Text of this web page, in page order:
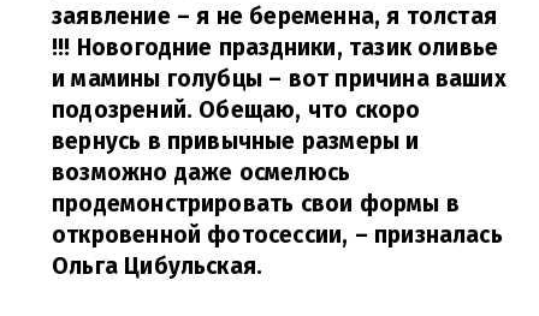
заявление – я не беременна, я толстая
!!! Новогодние праздники, тазик оливье
и мамины голубцы – вот причина ваших
подозрений. Обещаю, что скоро
вернусь в привычные размеры и
возможно даже осмелюсь
продемонстрировать свои формы в
откровенной фотосессии, – призналась
Ольга Цибульская.